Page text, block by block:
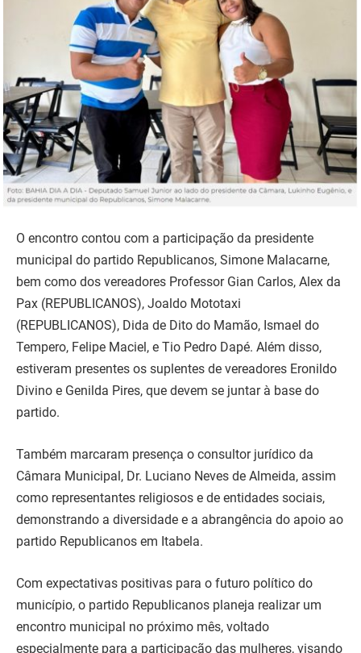
O encontro contou com a participação da presidente
municipal do partido Republicanos, Simone Malacarne,
bem como dos vereadores Professor Gian Carlos, Alex da
Pax (REPUBLICANOS), Joaldo Mototaxi
(REPUBLICANOS), Dida de Dito do Mamão, Ismael do
Tempero, Felipe Maciel, e Tio Pedro Dapé. Além disso,
estiveram presentes os suplentes de vereadores Eronildo
Divino e Genilda Pires, que devem se juntar à base do
partido.
Também marcaram presença o consultor jurídico da
Câmara Municipal, Dr. Luciano Neves de Almeida, assim
como representantes religiosos e de entidades sociais,
demonstrando a diversidade e a abrangência do apoio ao
partido Republicanos em Itabela.
Com expectativas positivas para o futuro político do
município, o partido Republicanos planeja realizar um
encontro municipal no próximo mês, voltado
especialmente para a participação das mulheres, visando